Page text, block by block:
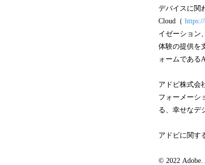
デバイスに関
Cloud（
イゼーション
体験の提供を
ォームである
アドビ株式会
フォーメーシ
る、幸せなデ
アドビに関す
© 2022 Adobe.